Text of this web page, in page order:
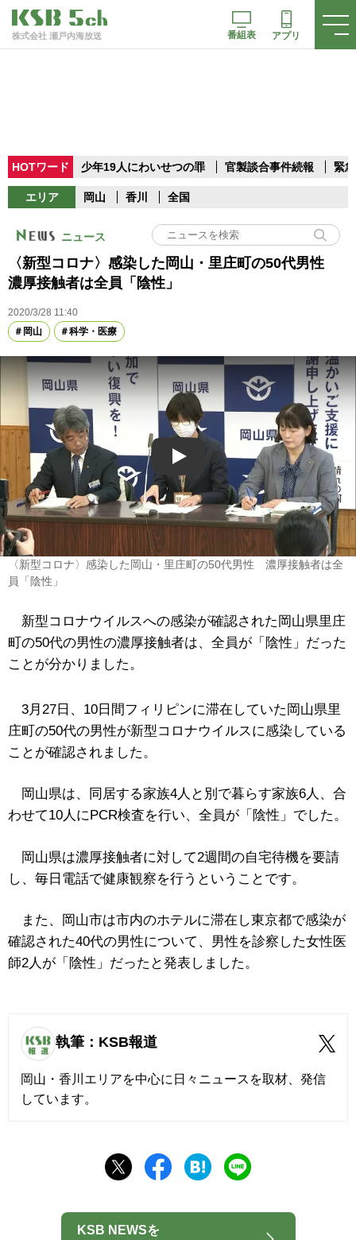
株式会社 瀬戸内海放送 番組表 アプリ
HOTワード 少年19人にわいせつの罪 官製談合事件続報 緊
エリア 岡山 香川 全国
ニュース
〈新型コロナ〉感染した岡山・里庄町の50代男性
濃厚接触者は全員「陰性」
2020/3/28 11:40
岡山
科学・医療
Play
〈新型コロナ〉感染した岡山・里庄町の50代男性 濃厚接触者は全
員「陰性」
新型コロナウイルスへの感染が確認された岡山県里庄
町の50代の男性の濃厚接触者は、全員が「陰性」だった
ことが分かりました。
3月27日、10日間フィリピンに滞在していた岡山県里
庄町の50代の男性が新型コロナウイルスに感染している
ことが確認されました。
岡山県は、同居する家族4人と別で暮らす家族6人、合
わせて10人にPCR検査を行い、全員が「陰性」でした。
岡山県は濃厚接触者に対して2週間の自宅待機を要請
し、毎日電話で健康観察を行うということです。
また、岡山市は市内のホテルに滞在し東京都で感染が
確認された40代の男性について、男性を診察した女性医
師2人が「陰性」だったと発表しました。
執筆：KSB報道
岡山・香川エリアを中心に日々ニュースを取材、発信
しています。
KSB NEWSを